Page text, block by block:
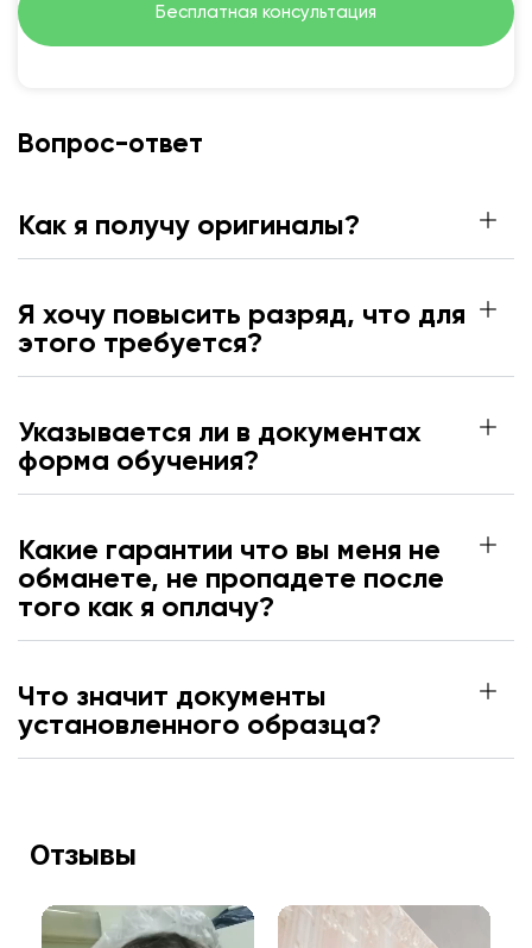
Бесплатная консультация
Вопрос-ответ
Как я получу оригиналы?
Я хочу повысить разряд, что для
этого требуется?
Указывается ли в документах
форма обучения?
Какие гарантии что вы меня не
обманете, не пропадете после
того как я оплачу?
Что значит документы
установленного образца?
Отзывы